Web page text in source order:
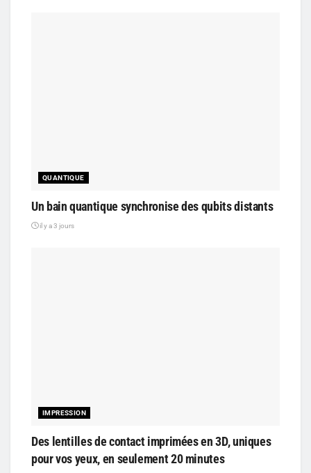
QUANTIQUE
Un bain quantique synchronise des qubits distants
il y a 3 jours
IMPRESSION
Des lentilles de contact imprimées en 3D, uniques
pour vos yeux, en seulement 20 minutes